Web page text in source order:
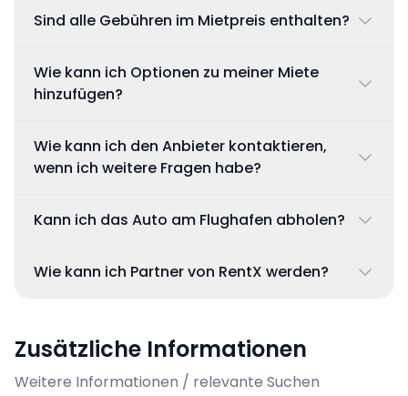
Sind alle Gebühren im Mietpreis enthalten?
Wie kann ich Optionen zu meiner Miete
hinzufügen?
Wie kann ich den Anbieter kontaktieren,
wenn ich weitere Fragen habe?
Kann ich das Auto am Flughafen abholen?
Wie kann ich Partner von RentX werden?
Zusätzliche Informationen
Weitere Informationen / relevante Suchen